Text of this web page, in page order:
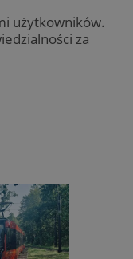
użytkowników.
za